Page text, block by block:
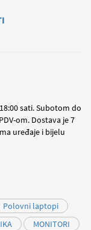
sati. Subotom do
om. Dostava je 7
uređaje i bijelu
Polovni laptopi
MONITORI